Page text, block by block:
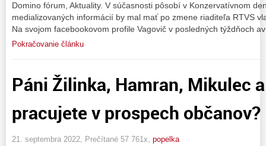
Domino fórum, Aktuality. V súčasnosti pôsobí v Konzervatívnom
medializovaných informácií by mal mať po zmene riaditeľa RTVS
Na svojom facebookovom profile Vagovič v posledných týždňoch
Pokračovanie článku
Páni Žilinka, Hamran, Mikulec
pracujete v prospech občanov?
21. septembra 2022, Prečítané 57 761x, popelka